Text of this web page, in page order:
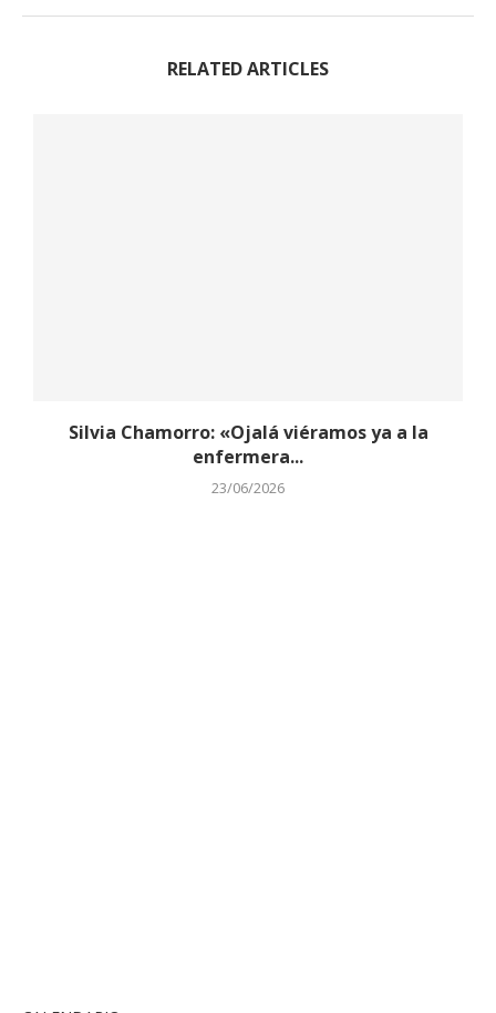
RELATED ARTICLES
Silvia Chamorro: «Ojalá viéramos ya a la
enfermera...
23/06/2026